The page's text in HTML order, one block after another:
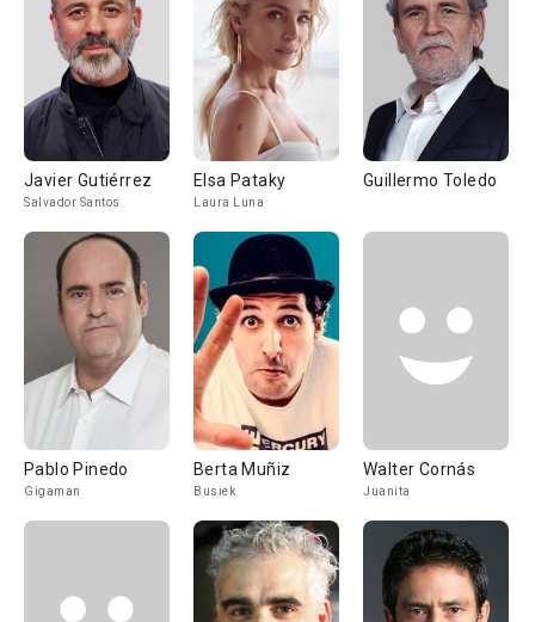
Javier Gutiérrez
Salvador Santos
Elsa Pataky
Laura Luna
Guillermo Toledo
Pablo Pinedo
Gigaman
Berta Muñiz
Busiek
Walter Cornás
Juanita